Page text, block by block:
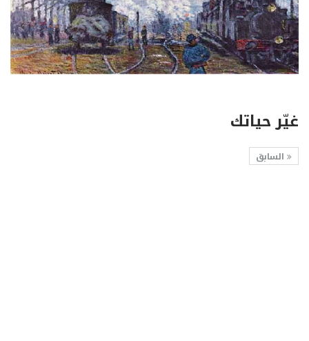
غيّر حياتك
السابق